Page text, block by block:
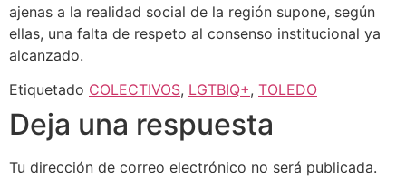
ajenas a la realidad social de la región supone, según
ellas, una falta de respeto al consenso institucional ya
alcanzado.
Etiquetado COLECTIVOS, LGTBIQ+, TOLEDO
Deja una respuesta
Tu dirección de correo electrónico no será publicada.